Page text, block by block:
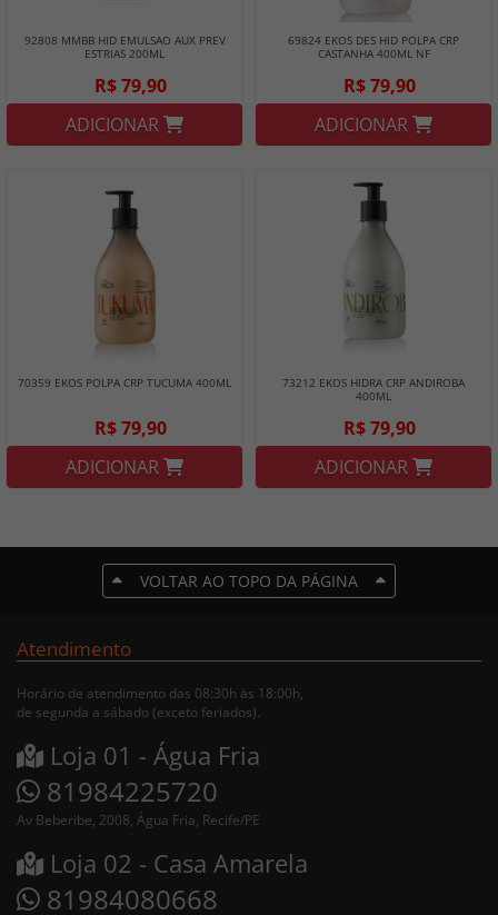
92808 MMBB HID EMULSAO AUX PREV
ESTRIAS 200ML
R$ 79,90
ADICIONAR
69824 EKOS DES HID POLPA CRP
CASTANHA 400ML NF
R$ 79,90
ADICIONAR
70359 EKOS POLPA CRP TUCUMA 400ML
R$ 79,90
ADICIONAR
73212 EKOS HIDRA CRP ANDIROBA
400ML
R$ 79,90
ADICIONAR
VOLTAR AO TOPO DA PÁGINA
Atendimento
Horário de atendimento das 08:30h às 18:00h,
de segunda a sábado (exceto feriados).
Loja 01 - Água Fria
81984225720
Av Beberibe, 2008, Água Fria, Recife/PE
Loja 02 - Casa Amarela
81984080668